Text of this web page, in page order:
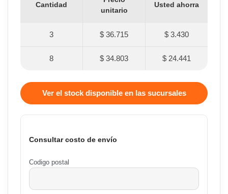
Cantidad
unitario
Usted ahorra
3 $ 36.715 $ 3.430
8 $ 34.803 $ 24.441
Ver el stock disponible en las sucursales
Consultar costo de envío
Codigo postal